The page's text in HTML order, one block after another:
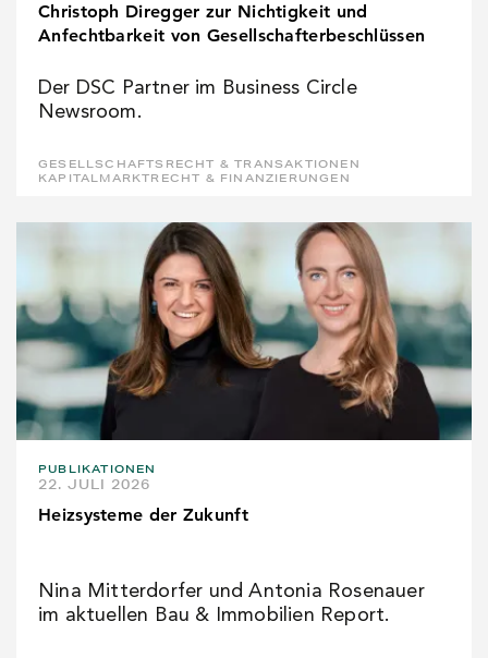
Christoph Diregger zur Nichtigkeit und
Anfechtbarkeit von Gesellschafterbeschlüssen
Der DSC Partner im Business Circle
Newsroom.
GESELLSCHAFTSRECHT & TRANSAKTIONEN
KAPITALMARKTRECHT & FINANZIERUNGEN
PUBLIKATIONEN
22. JULI 2026
Heizsysteme der Zukunft
Nina Mitterdorfer und Antonia Rosenauer
im aktuellen Bau & Immobilien Report.